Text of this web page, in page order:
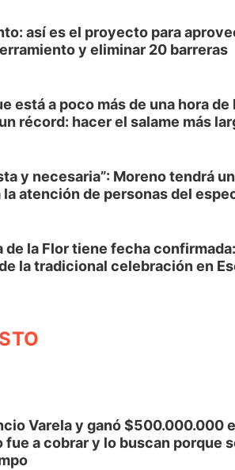
así es el proyecto para
y eliminar 20 barreras
está a poco más de una hora de
récord: hacer el salame más
y necesaria”: Moreno tendrá
la atención de personas del
de la Flor tiene fecha
la tradicional celebración en
Varela y ganó $500.000.000
fue a cobrar y lo buscan porque